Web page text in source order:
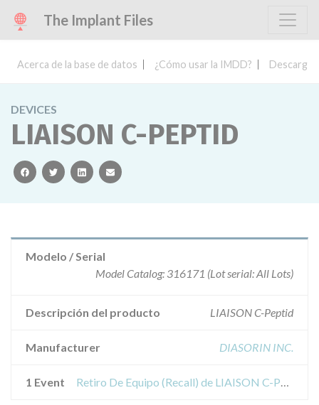
The Implant Files
Acerca de la base de datos ¿Cómo usar la IMDD? Descargar
DEVICES
LIAISON C-PEPTID
facebooktwitterlinkedinemail
Modelo / Serial
Model Catalog: 316171 (Lot serial: All Lots)
Descripción del producto LIAISON C-Peptid
Manufacturer DIASORIN INC.
1 Event Retiro De Equipo (Recall) de LIAISON C-PEPTID